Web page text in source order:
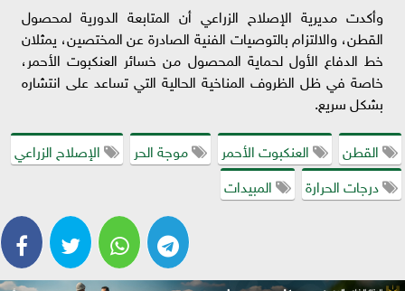
وأكدت مديرية الإصلاح الزراعي أن المتابعة الدورية لمحصول
القطن، والالتزام بالتوصيات الفنية الصادرة عن المختصين، يمثلان
خط الدفاع الأول لحماية المحصول من خسائر العنكبوت الأحمر،
خاصة في ظل الظروف المناخية الحالية التي تساعد على انتشاره
بشكل سريع.
القطن
العنكبوت الأحمر موجة الحر
الإصلاح الزراعي
درجات الحرارة
المبيدات